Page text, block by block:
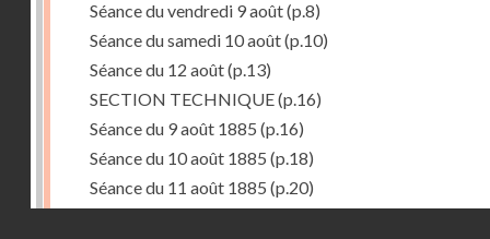
Séance du vendredi 9 août(p.8)
Séance du samedi 10 août(p.10)
Séance du 12 août(p.13)
SECTION TECHNIQUE(p.16)
Séance du 9 août 1885 (p.16)
Séance du 10 août 1885 (p.18)
Séance du 11 août 1885 (p.20)